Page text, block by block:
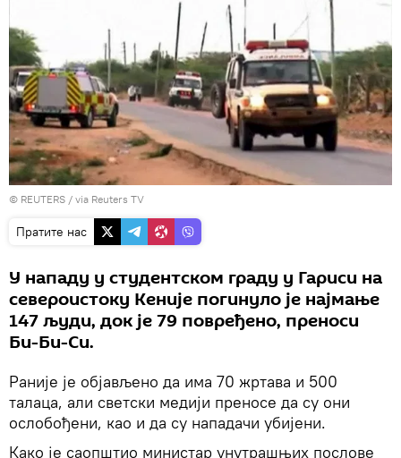
© REUTERS / via Reuters TV
Пратите нас
У нападу у студентском граду у Гариси на
североистоку Кеније погинуло је најмање
147 људи, док је 79 повређено, преноси
Би-Би-Си.
Раније је објављено да има 70 жртава и 500
талаца, али светски медији преносе да су они
ослобођени, као и да су нападачи убијени.
Како је саопштио министар унутрашњих послове